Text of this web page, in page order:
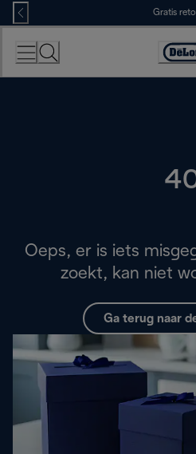
Skip
to
Content
Gratis
Oeps, er is iets
zoekt, kan niet
Ga terug naar